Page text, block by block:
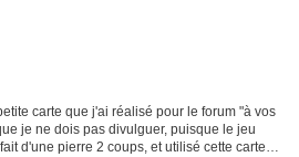
carte que j'ai réalisé pour le forum "à vos
je ne dois pas divulguer, puisque le jeu
d'une pierre 2 coups, et utilisé cette carte